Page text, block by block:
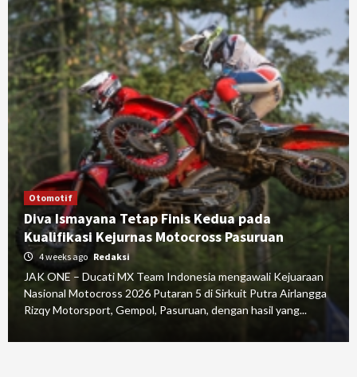
Otomotif
Diva Ismayana Tetap Finis Kedua pada
Kualifikasi Kejurnas Motocross Pasuruan
4 weeks ago Redaksi
JAK ONE – Ducati MX Team Indonesia mengawali Kejuaraan
Nasional Motocross 2026 Putaran 5 di Sirkuit Putra Airlangga
Rizqy Motorsport, Gempol, Pasuruan, dengan hasil yang...